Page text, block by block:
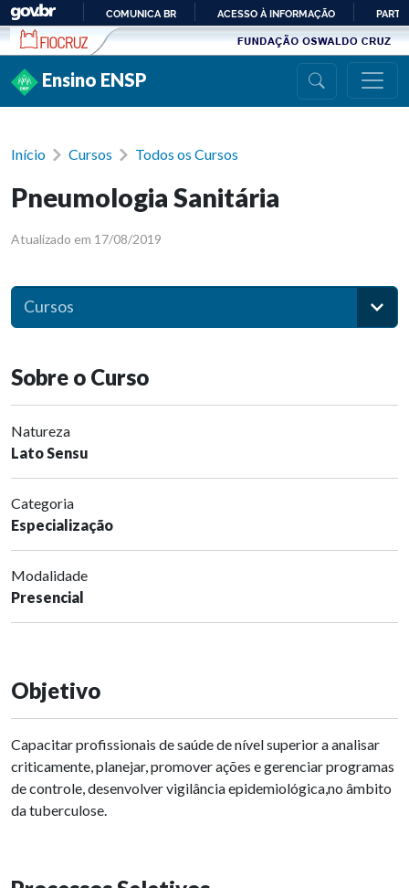
Ir para conteúdo
PARA
COMUNICA BR ACESSO À INFORMAÇÃO
Ensino ENSP
Início Cursos Todos os Cursos
Pneumologia Sanitária
Atualizado em 17/08/2019
Cursos
Sobre o Curso
Natureza
Lato Sensu
Categoria
Especialização
Modalidade
Presencial
Objetivo
Capacitar profissionais de saúde de nível superior a analisar
criticamente, planejar, promover ações e gerenciar programas
de controle, desenvolver vigilância epidemiológica,no âmbito
da tuberculose.